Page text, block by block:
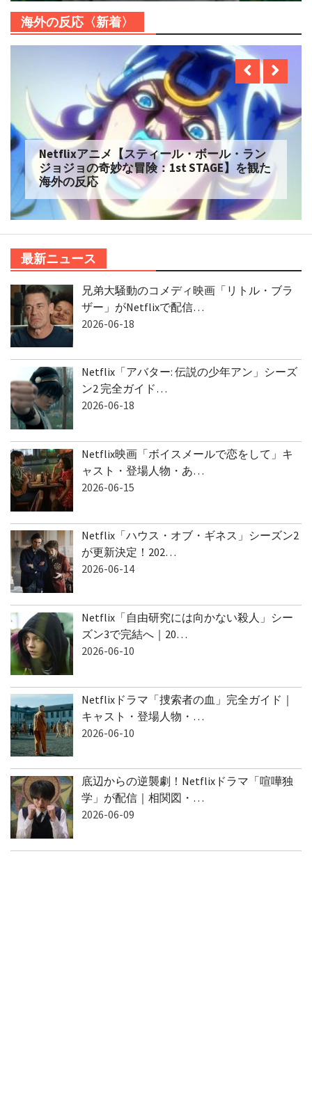
海外の反応〈新着〉
Netflixアニメ【スティール・ボール・ラン
ジョジョの奇妙な冒険：1st STAGE】を観た
海外の反応
最新ニュース
兄弟大騒動のコメディ映画「リトル・ブラ
ザー」がNetflixで配信…
2026-06-18
Netflix「アバター: 伝説の少年アン」シーズ
ン2 完全ガイド…
2026-06-18
Netflix映画「ボイスメールで恋をして」キ
ャスト・登場人物・あ…
2026-06-15
Netflix「ハウス・オブ・ギネス」シーズン2
が更新決定！202…
2026-06-14
Netflix「自由研究には向かない殺人」シー
ズン3で完結へ｜20…
2026-06-10
Netflixドラマ「捜索者の血」完全ガイド｜
キャスト・登場人物・…
2026-06-10
底辺からの逆襲劇！Netflixドラマ「喧嘩独
学」が配信｜相関図・…
2026-06-09